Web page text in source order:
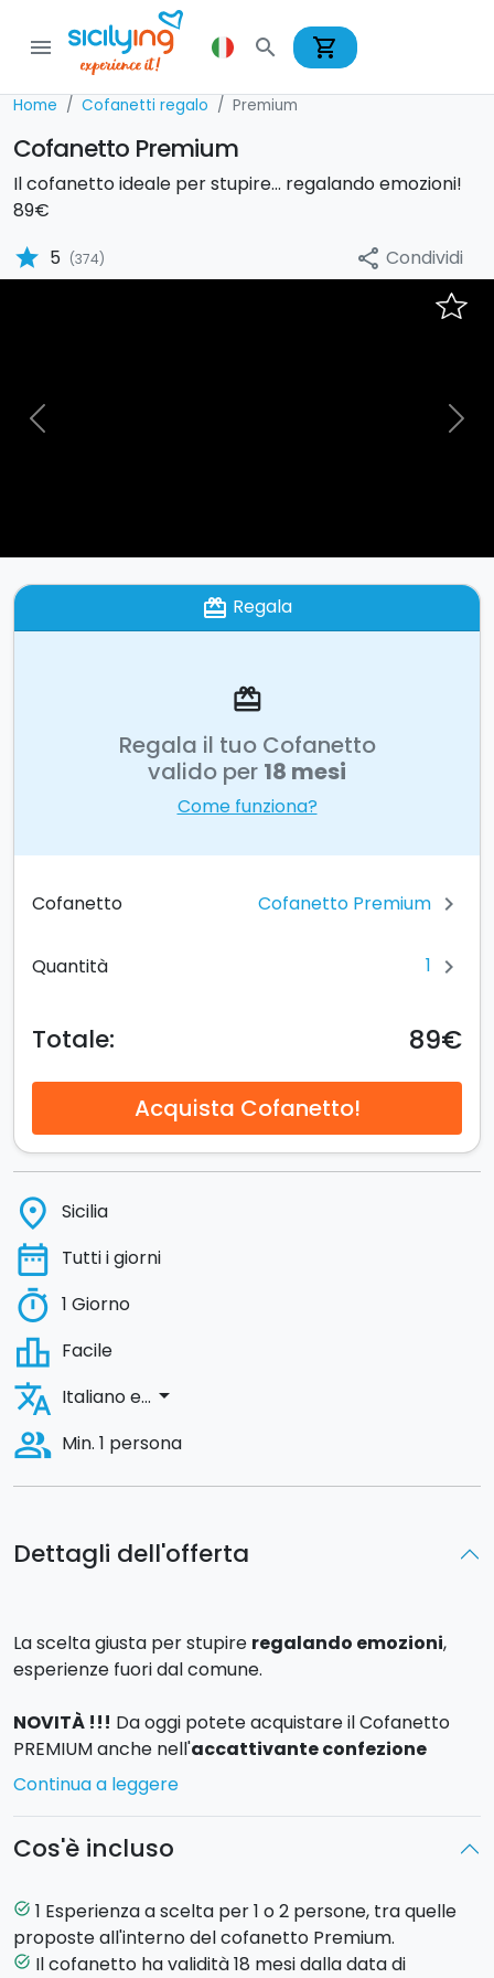
menu search shopping_cart
Home Cofanetti regalo Premium
Cofanetto Premium
Il cofanetto ideale per stupire... regalando emozioni!
89€
star 5 (374) share Condividi
Previous Next
Dettagli dell'offerta
La scelta giusta per stupire regalando emozioni,
esperienze fuori dal comune.
NOVITÀ !!! Da oggi potete acquistare il Cofanetto
PREMIUM anche nell'accattivante confezione
regalo: unamini valigetta
simpatico contenitore! In fase di acquisto selezionate
cofanetto direttamente a casa vostra a soli 9,99€ in
All’interno delcofanetto Premium, troverete tante
esperienze che spaziano da quelle piùadrenaliniche
Continua a leggere
Cos'è incluso
task_alt 1 Esperienza a scelta per 1 o 2 persone, tra quelle
proposte all'interno del cofanetto Premium.
task_alt Il cofanetto ha validità 18 mesi dalla data di
card_giftcard Regala
card_giftcard
Regala il tuo Cofanetto
valido per 18 mesi
Come funziona?
Cofanetto Cofanetto Premium chevron_right
Quantità 1 chevron_right
Totale: 89€
Acquista Cofanetto!
place Sicilia
date_range Tutti i giorni
timer 1 Giorno
leaderboard Facile
translate Italiano e... arrow_drop_down
people_alt Min. 1 persona